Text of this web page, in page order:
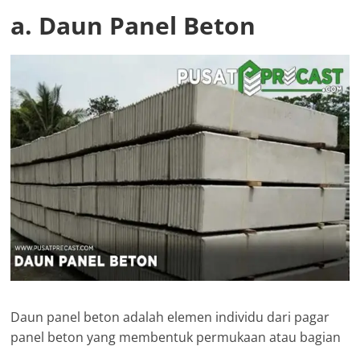
a. Daun Panel Beton
Daun panel beton adalah elemen individu dari pagar
panel beton yang membentuk permukaan atau bagian